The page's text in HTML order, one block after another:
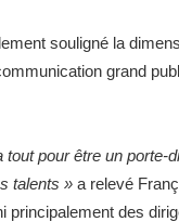
souligné la
grand
pour être un porte-
talents » a relevé
principalement des